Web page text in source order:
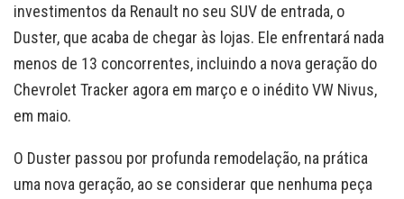
investimentos da Renault no seu SUV de entrada, o
Duster, que acaba de chegar às lojas. Ele enfrentará nada
menos de 13 concorrentes, incluindo a nova geração do
Chevrolet Tracker agora em março e o inédito VW Nivus,
em maio.
O Duster passou por profunda remodelação, na prática
uma nova geração, ao se considerar que nenhuma peça